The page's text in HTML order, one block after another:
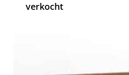
verkocht